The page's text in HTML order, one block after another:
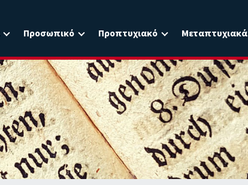
Προσωπικό Προπτυχιακό Μεταπτυχιακά